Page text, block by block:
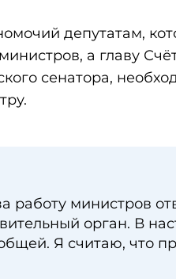
депутатам,
а главу
сенатора,
работу министров
орган. В
Я считаю, что